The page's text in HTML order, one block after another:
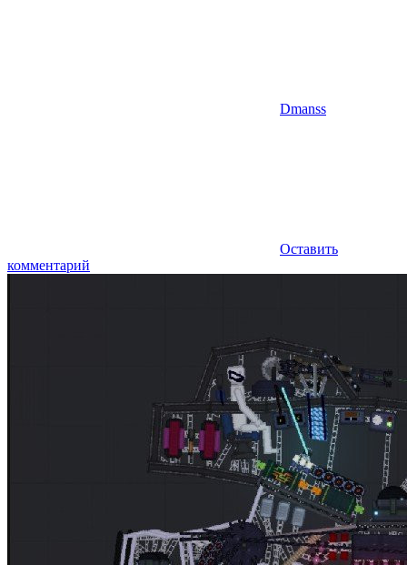
Dmanss
Оставить
комментарий